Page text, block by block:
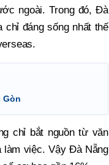
ngoài. Trong đó, Đà
chỉ đáng sống nhất thế
Gòn
chỉ bắt nguồn từ văn
việc. Vậy Đà Nẵng